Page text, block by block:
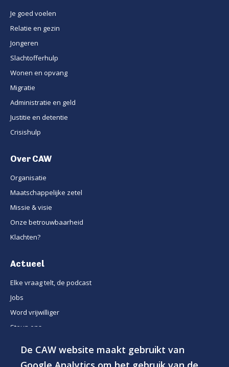
De CAW website maakt gebruikt van
Je goed voelen
Relatie en gezin
Jongeren
Slachtofferhulp
Wonen en opvang
Migratie
Administratie en geld
Justitie en detentie
Crisishulp
Over CAW
Organisatie
Maatschappelijke zetel
Missie & visie
Onze betrouwbaarheid
Klachten?
Actueel
Elke vraag telt, de podcast
Jobs
Word vrijwilliger
Steun ons
© 2026 - CAW Groep vzw